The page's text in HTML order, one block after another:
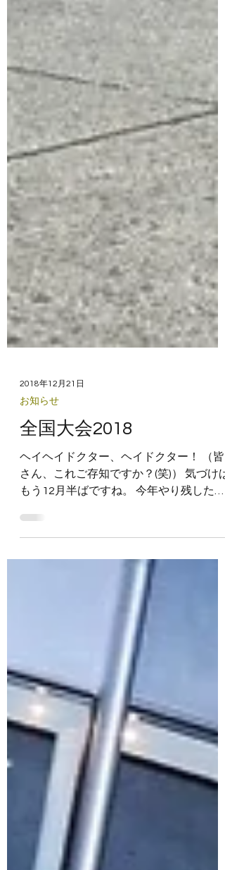
お知らせ
全国大会2018
ヘイヘイドクター、ヘイドクター！ （皆
さん、これご存知ですか？(笑)） 気づけば
とはありますか？ 自分は、まだやり残し
たことがたくさんありますが、 まぁ来年
でもいいか(*^^)vと開き直る今日この頃で